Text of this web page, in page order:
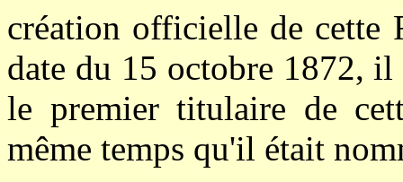
création officielle de cette
date du 15 octobre 1872,
le premier titulaire de
même temps qu'il était